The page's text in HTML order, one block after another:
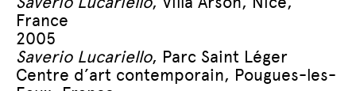
France
2005
Saverio Lucariello, Parc Saint Léger
Centre d’art contemporain, Pougues-les-